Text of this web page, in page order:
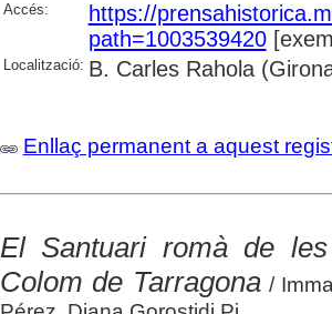
Accés:
https://
path=1003539420
Localització: B. Carles Rahola
Enllaç permanent a aquest
El Santuari romà de
Colom de Tarragona/